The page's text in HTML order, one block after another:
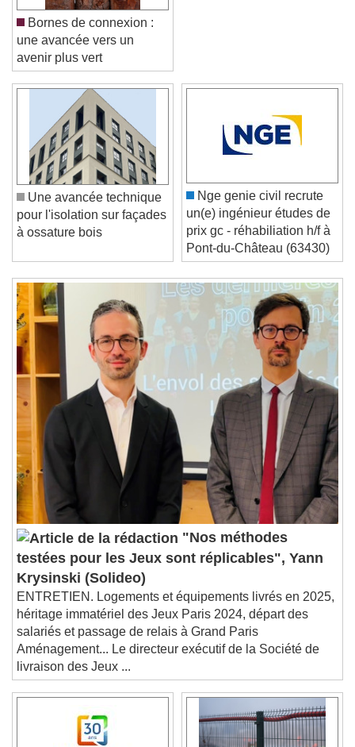
Video Player is loading.
Play Video
Play
Skip Backward
Unmute
Current Time0:00
/
Loaded:0%
Stream TypeLIVE
Seek to live, currently behind liveLIVE
Remaining Time
1x
Playback Rate
Chapters
Chapters
Descriptions
descriptions off
, selected
subtitles settings
, opens subtitles
settings dialog
, selected
Audio Track
Picture-in-Picture
This is a modal window.
Beginning of dialog window. Escape will cancel
and close the window.
Text
Color Opacity
Text Background
Bornes de connexion :
une avancée vers un
avenir plus vert
Une avancée technique
pour l'isolation sur façades
Nge genie civil recrute
un(e) ingénieur études de
prix gc - réhabiliation h/f à
Pont-du-Château (63430)
"Nos méthodes
testées pour les Jeux sont réplicables", Yann
Krysinski (Solideo)
ENTRETIEN. Logements et équipements livrés en 2025,
héritage immatériel des Jeux Paris 2024, départ des
salariés et passage de relais à Grand Paris
Aménagement... Le directeur exécutif de la Société de
livraison des Jeux ...